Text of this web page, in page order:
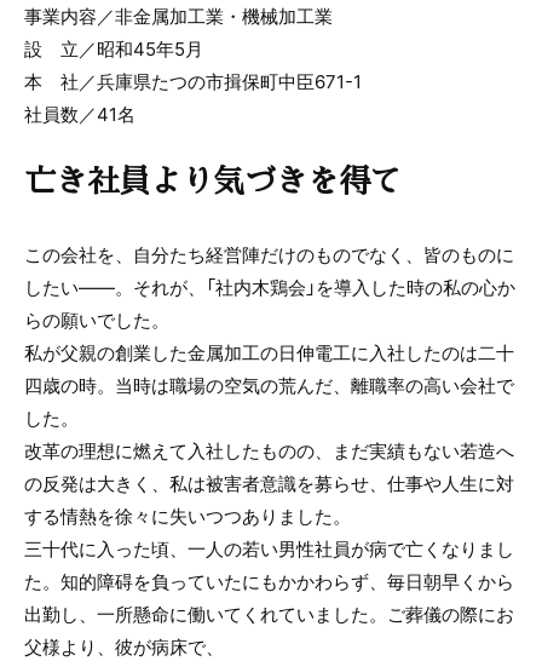
事業内容／非金属加工業・機械加工業
設 立／昭和45年5月
本 社／兵庫県たつの市揖保町中臣671-1
社員数／41名
亡き社員より気づきを得て
この会社を、自分たち経営陣だけのものでなく、皆のものに
したい――。それが、「社内木鶏会」を導入した時の私の心か
らの願いでした。
私が父親の創業した金属加工の日伸電工に入社したのは二十
四歳の時。当時は職場の空気の荒んだ、離職率の高い会社で
した。
改革の理想に燃えて入社したものの、まだ実績もない若造へ
の反発は大きく、私は被害者意識を募らせ、仕事や人生に対
する情熱を徐々に失いつつありました。
三十代に入った頃、一人の若い男性社員が病で亡くなりまし
た。知的障碍を負っていたにもかかわらず、毎日朝早くから
出勤し、一所懸命に働いてくれていました。ご葬儀の際にお
父様より、彼が病床で、